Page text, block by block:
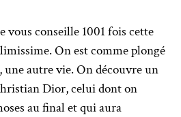
vous conseille 1001 fois cette
On est comme plongé
une autre vie. On découvre un
Dior, celui dont on
au final et qui aura